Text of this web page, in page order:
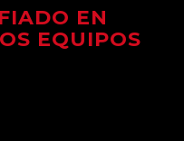
EN
EQUIPOS